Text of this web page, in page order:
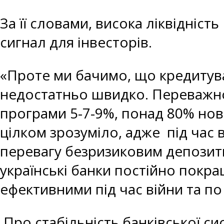
За її словами, висока
сигнал для інвесторів.
«Проте ми бачимо, що
недостатньо швидко.
програми 5-7-9%, понад 80%
цілком зрозуміло, адже під час
перевагу безризиковим
українські банки постійно
ефективними під час війни та